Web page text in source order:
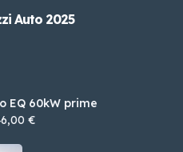
Auto 2025
EQ 60kW prime
€